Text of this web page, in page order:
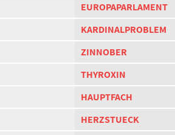
EUROPAPARLAMENT
KARDINALPROBLEM
ZINNOBER
THYROXIN
HAUPTFACH
HERZSTUECK